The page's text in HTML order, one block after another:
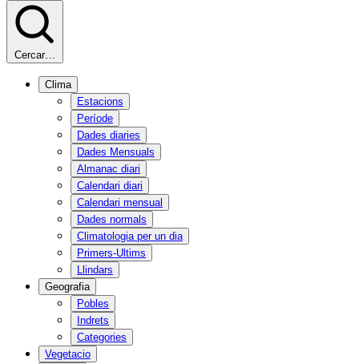
Cercar…
Clima
Estacions
Període
Dades diaries
Dades Mensuals
Almanac diari
Calendari diari
Calendari mensual
Dades normals
Climatologia per un dia
Primers-Ultims
Llindars
Geografia
Pobles
Indrets
Categories
Vegetacio